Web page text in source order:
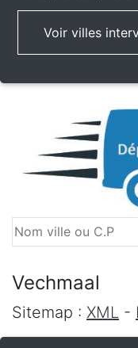
Voir villes
Vechmaal
Sitemap : XML -